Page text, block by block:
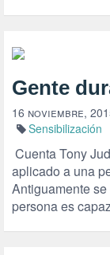
Gente
16 noviembre,
Sensibilización
Cuenta Tony
aplicado a una
Antiguamente
persona es